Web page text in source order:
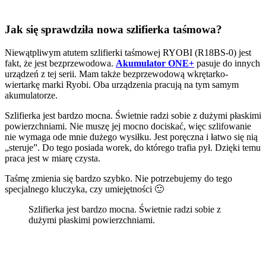
Jak się sprawdziła nowa szlifierka taśmowa?
Niewątpliwym atutem szlifierki taśmowej RYOBI (R18BS-0) jest
fakt, że jest bezprzewodowa. Akumulator ONE+ pasuje do innych
urządzeń z tej serii. Mam także bezprzewodową wkrętarko-
wiertarkę marki Ryobi. Oba urządzenia pracują na tym samym
akumulatorze.
Szlifierka jest bardzo mocna. Świetnie radzi sobie z dużymi płaskimi
powierzchniami. Nie muszę jej mocno dociskać, więc szlifowanie
nie wymaga ode mnie dużego wysiłku. Jest poręczna i łatwo się nią
„steruje”. Do tego posiada worek, do którego trafia pył. Dzięki temu
praca jest w miarę czysta.
Taśmę zmienia się bardzo szybko. Nie potrzebujemy do tego
specjalnego kluczyka, czy umiejętności 🙂
Szlifierka jest bardzo mocna. Świetnie radzi sobie z
dużymi płaskimi powierzchniami.